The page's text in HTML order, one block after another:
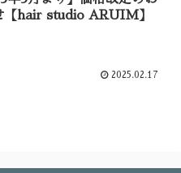
【hair studio ARUIM】
2025.02.17